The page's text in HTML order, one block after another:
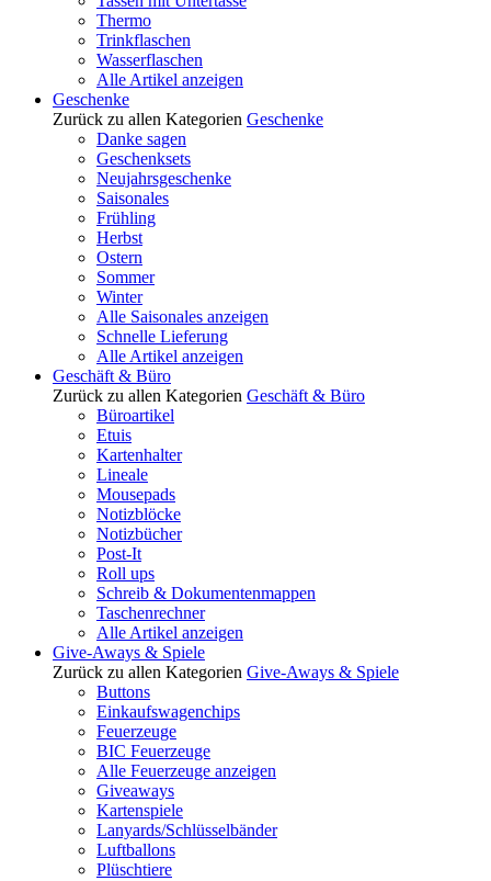
Thermo
Trinkflaschen
Wasserflaschen
Alle Artikel anzeigen
Geschenke
Zurück zu allen Kategorien Geschenke
Danke sagen
Geschenksets
Neujahrsgeschenke
Saisonales
Frühling
Herbst
Ostern
Sommer
Winter
Alle Saisonales anzeigen
Schnelle Lieferung
Alle Artikel anzeigen
Geschäft & Büro
Zurück zu allen Kategorien Geschäft & Büro
Büroartikel
Etuis
Kartenhalter
Lineale
Mousepads
Notizblöcke
Notizbücher
Post-It
Roll ups
Schreib & Dokumentenmappen
Taschenrechner
Alle Artikel anzeigen
Give-Aways & Spiele
Zurück zu allen Kategorien Give-Aways & Spiele
Buttons
Einkaufswagenchips
Feuerzeuge
BIC Feuerzeuge
Alle Feuerzeuge anzeigen
Giveaways
Kartenspiele
Lanyards/Schlüsselbänder
Luftballons
Plüschtiere